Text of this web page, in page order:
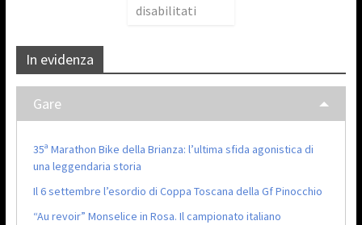
disabilitati
In evidenza
Gare
35ª Marathon Bike della Brianza: l’ultima sfida agonistica di
una leggendaria storia
Il 6 settembre l’esordio di Coppa Toscana della Gf Pinocchio
“Au revoir” Monselice in Rosa. Il campionato italiano